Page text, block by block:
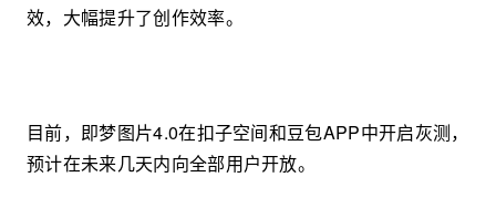
效，大幅提升了创作效率。
目前，即梦图片4.0在扣子空间和豆包APP中开启灰测，
预计在未来几天内向全部用户开放。